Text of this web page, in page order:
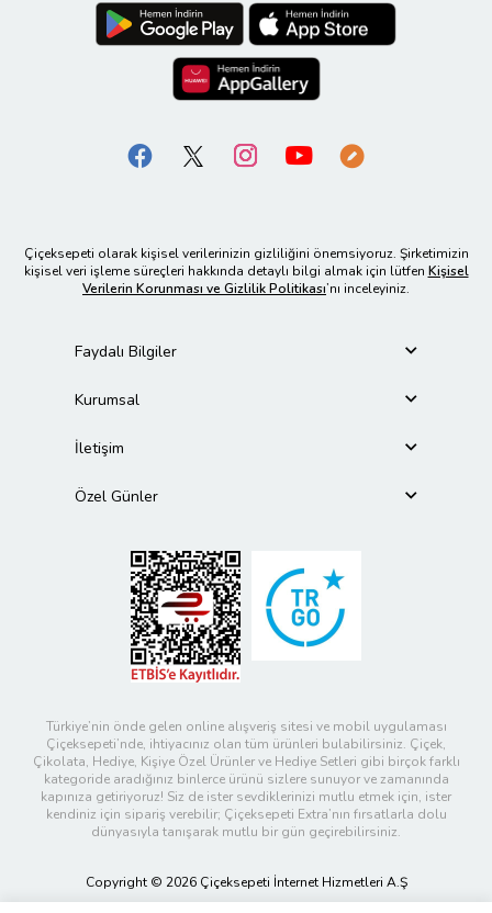
Çiçeksepeti olarak kişisel verilerinizin gizliliğini önemsiyoruz. Şirketimizin
kişisel veri işleme süreçleri hakkında detaylı bilgi almak için lütfen Kişisel
Verilerin Korunması ve Gizlilik Politikası’nı inceleyiniz.
Faydalı Bilgiler
Kurumsal
İletişim
Özel Günler
Türkiye’nin önde gelen online alışveriş sitesi ve mobil uygulaması
Çiçeksepeti’nde, ihtiyacınız olan tüm ürünleri bulabilirsiniz. Çiçek,
Çikolata, Hediye, Kişiye Özel Ürünler ve Hediye Setleri gibi birçok farklı
kategoride aradığınız binlerce ürünü sizlere sunuyor ve zamanında
kapınıza getiriyoruz! Siz de ister sevdiklerinizi mutlu etmek için, ister
kendiniz için sipariş verebilir; Çiçeksepeti Extra’nın fırsatlarla dolu
dünyasıyla tanışarak mutlu bir gün geçirebilirsiniz.
Copyright © 2026 Çiçeksepeti İnternet Hizmetleri A.Ş